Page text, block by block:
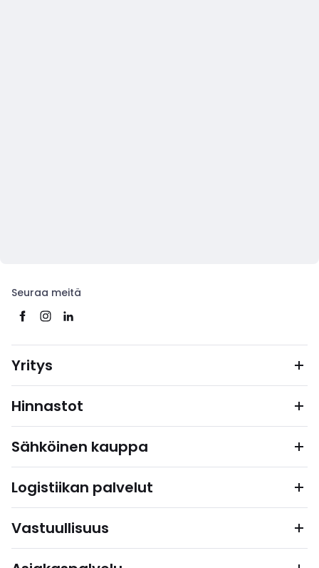
Seuraa meitä
Yritys
Hinnastot
Sähköinen kauppa
Logistiikan palvelut
Vastuullisuus